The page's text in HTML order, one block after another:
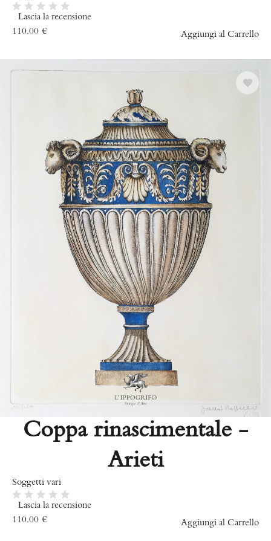
Lascia la recensione
€
110.00 Aggiungi al Carrello
Coppa rinascimentale -
Arieti
Soggetti vari
Lascia la recensione
€
110.00 Aggiungi al Carrello